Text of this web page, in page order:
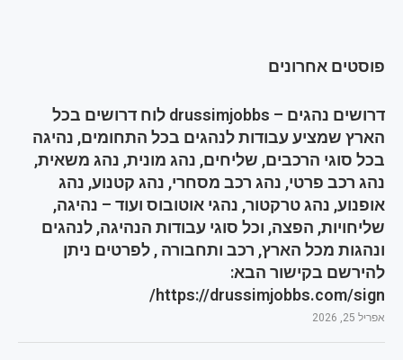
פוסטים אחרונים
דרושים נהגים – drussimjobbs לוח דרושים בכל
הארץ שמציע עבודות לנהגים בכל התחומים, נהיגה
בכל סוגי הרכבים, שליחים, נהג מונית, נהג משאית,
נהג רכב פרטי, נהג רכב מסחרי, נהג קטנוע, נהג
אופנוע, נהג טרקטור, נהגי אוטובוס ועוד – נהיגה,
שליחויות, הפצה, וכל סוגי עבודות הנהיגה, לנהגים
ונהגות מכל הארץ, רכב ותחבורה , לפרטים ניתן
להירשם בקישור הבא:
https://drussimjobbs.com/sign/
אפריל 25, 2026